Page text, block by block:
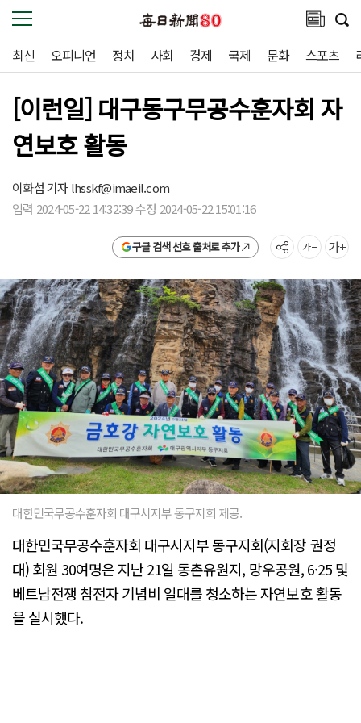
최신 오피니언 정치 사회 경제 국제 문화 스포츠
[이런일] 대구동구무공수훈자회 자
연보호 활동
이화섭 기자lhsskf@imaeil.com
입력 2024-05-22 14:32:39 수정 2024-05-22 15:01:16
구글 검색 선호 출처로 추가
대한민국무공수훈자회 대구시지부 동구지회 제공.
대한민국무공수훈자회 대구시지부 동구지회(지회장 권정
대) 회원 30여명은 지난 21일 동촌유원지, 망우공원, 6·25 및
베트남전쟁 참전자 기념비 일대를 청소하는 자연보호 활동
을 실시했다.